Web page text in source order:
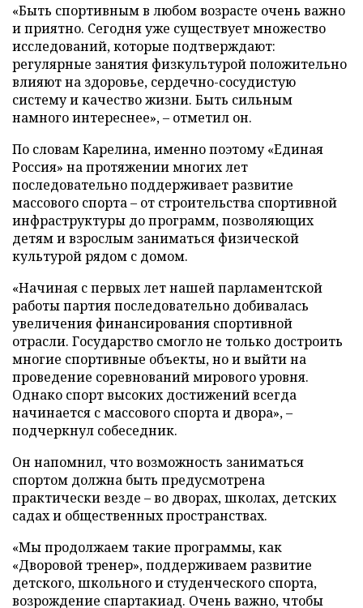
«Быть спортивным в любом возрасте очень важно
и приятно. Сегодня уже существует множество
исследований, которые подтверждают:
регулярные занятия физкультурой положительно
влияют на здоровье, сердечно-сосудистую
систему и качество жизни. Быть сильным
намного интереснее», – отметил он.
По словам Карелина, именно поэтому «Единая
Россия» на протяжении многих лет
последовательно поддерживает развитие
массового спорта – от строительства спортивной
инфраструктуры до программ, позволяющих
детям и взрослым заниматься физической
культурой рядом с домом.
«Начиная с первых лет нашей парламентской
работы партия последовательно добивалась
увеличения финансирования спортивной
отрасли. Государство смогло не только достроить
многие спортивные объекты, но и выйти на
проведение соревнований мирового уровня.
Однако спорт высоких достижений всегда
начинается с массового спорта и двора», –
подчеркнул собеседник.
Он напомнил, что возможность заниматься
спортом должна быть предусмотрена
практически везде – во дворах, школах, детских
садах и общественных пространствах.
«Мы продолжаем такие программы, как
«Дворовой тренер», поддерживаем развитие
детского, школьного и студенческого спорта,
возрождение спартакиад. Очень важно, чтобы